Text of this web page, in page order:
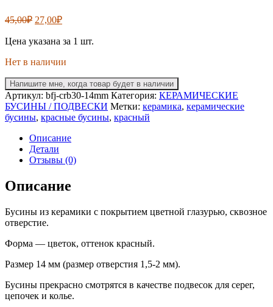
45,00₽ Первоначальная
составляла
27,00₽Текущая
27,00₽.
Цена указана за 1 шт.
Нет в наличии
Напишите мне, когда товар будет в наличии
Артикул: bfj-crb30-14mm Категория: КЕРАМИЧЕСКИЕ
БУСИНЫ / ПОДВЕСКИ Метки: керамика, керамические
бусины, красные бусины, красный
Описание
Детали
Отзывы (0)
Описание
Бусины из керамики с покрытием цветной глазурью, сквозное
отверстие.
Форма — цветок, оттенок красный.
Размер 14 мм (размер отверстия 1,5-2 мм).
Бусины прекрасно смотрятся в качестве подвесок для серег,
цепочек и колье.